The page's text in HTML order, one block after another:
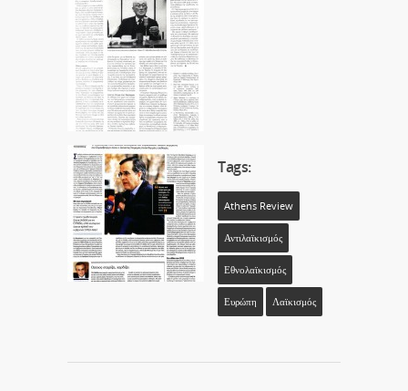
Tags:
Athens Review
Αντιλαϊκισμός
Εθνολαϊκισμός
Ευρώπη Λαϊκισμός